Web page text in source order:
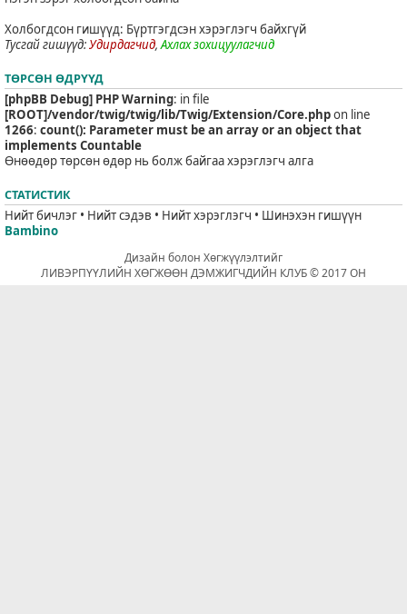
Холбогдсон гишүүд: Бүртгэгдсэн хэрэглэгч байхгүй
Тусгай гишүүд:Удирдагчид,Ахлах зохицуулагчид
ТӨРСӨН ӨДРҮҮД
[phpBB Debug] PHP Warning: in file
[ROOT]/vendor/twig/twig/lib/Twig/Extension/Core.phpon line
1266: count(): Parameter must be an array or an object that
implements Countable
Өнөөдөр төрсөн өдөр нь болж байгаа хэрэглэгч алга
СТАТИСТИК
Нийт бичлэг • Нийт сэдэв • Нийт хэрэглэгч • Шинэхэн гишүүн
Bambino
Дизайн болон Хөгжүүлэлтийг
ЛИВЭРПҮҮЛИЙН ХӨГЖӨӨН ДЭМЖИГЧДИЙН КЛУБ © 2017 ОН